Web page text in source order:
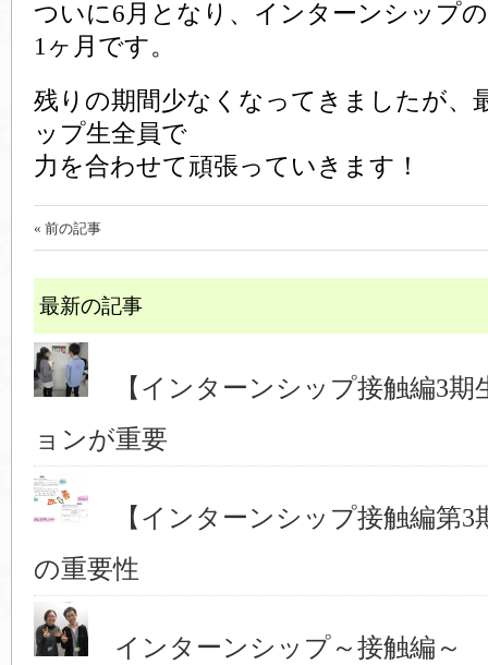
ついに6月となり、インターンシップ
1ヶ月です。
残りの期間少なくなってきましたが、
ップ生全員で
力を合わせて頑張っていきます！
« 前の記事
最新の記事
【インターンシップ接触編3期
ョンが重要
【インターンシップ接触編第3
の重要性
インターンシップ～接触編